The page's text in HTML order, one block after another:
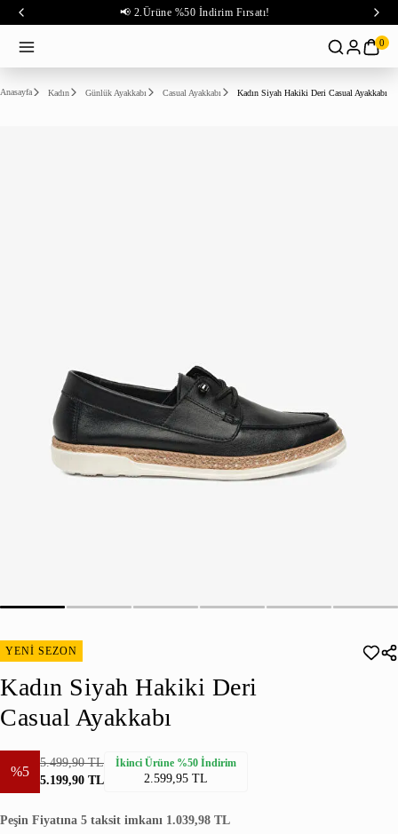
📢 2.Ürüne %50 İndirim Fırsatı!
0
Anasayfa Kadın Günlük Ayakkabı Casual Ayakkabı Kadın Siyah Hakiki Deri Casual Ayakkabı
YENİ SEZON
Kadın Siyah Hakiki Deri
Casual Ayakkabı
%5
5.499,90 TL
5.199,90 TL
İkinci Ürüne %50 İndirim
2.599,95 TL
Peşin Fiyatına 5 taksit imkanı 1.039,98 TL